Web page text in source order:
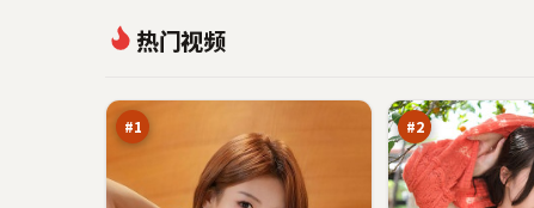
热门视频
#1
影
子
#2
本